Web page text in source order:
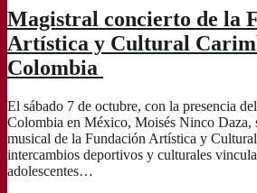
Magistral concierto de la
Artística y Cultural
Colombia
El sábado 7 de octubre, con la presencia
Colombia en México, Moisés Ninco Daza,
musical de la Fundación Artística y
intercambios deportivos y culturales
adolescentes…